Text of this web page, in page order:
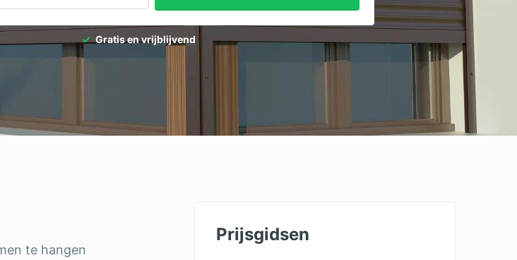
Tuinonderhoud
Gratis en vrijblijvend
te hangen
Prijsgidsen